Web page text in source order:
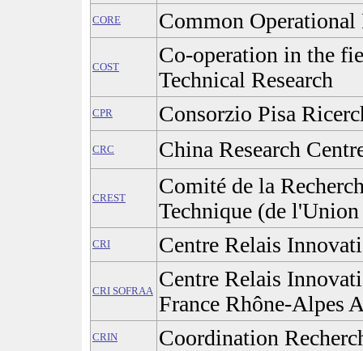
CORE Common Operational
COST
Co-operation in the
Technical Research
CPR Consorzio Pisa
CRC China Research
CREST
Comité de la
Technique (de l'Union
CRI Centre Relais
CRI SOFRAA Centre Relais
France Rhône-Alpes
CRIN Coordination